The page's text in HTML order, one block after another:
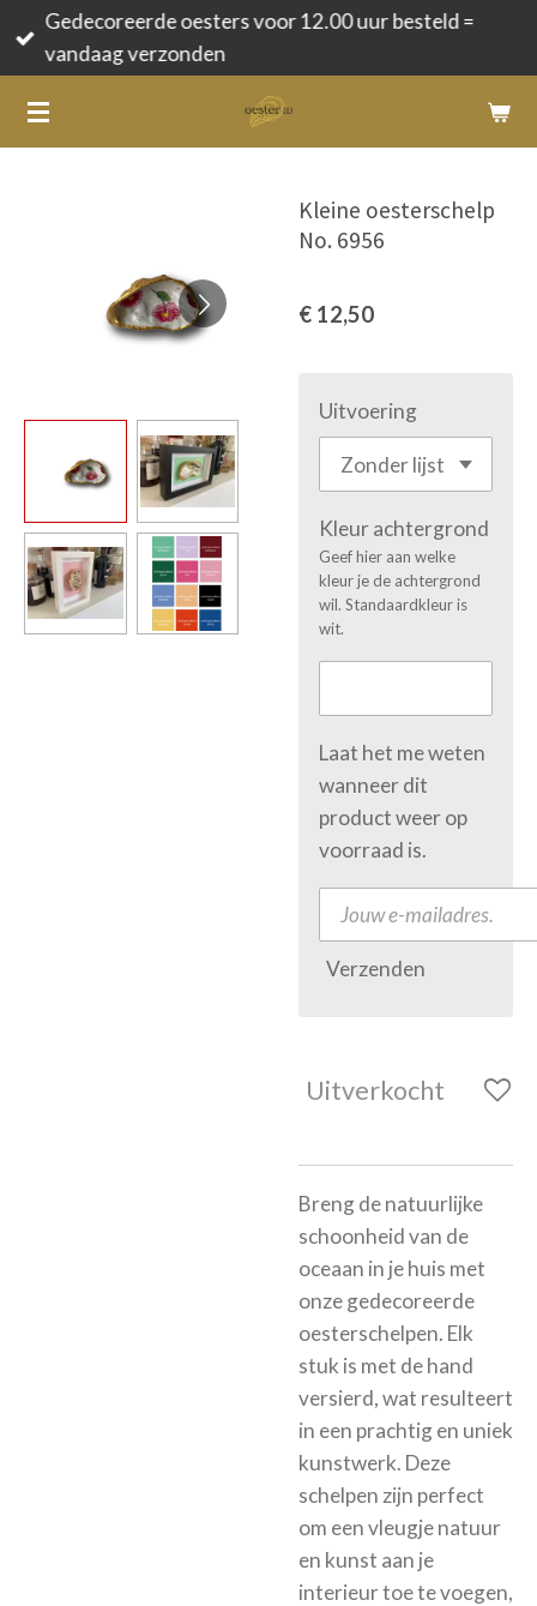
Ga
direct
de
Gedecoreerde oesters voor 12.00 uur besteld =
vandaag verzonden
Kleine oesterschelp
No. 6956
€ 12,50
Uitvoering
Kleur achtergrond
Geef hier aan welke
kleur je de achtergrond
wil. Standaardkleur is
wit.
Laat het me weten
wanneer dit
product weer op
voorraad is.
Verzenden
Uitverkocht
Breng de natuurlijke
schoonheid van de
oceaan in je huis met
onze gedecoreerde
oesterschelpen. Elk
stuk is met de hand
versierd, wat resulteert
in een prachtig en uniek
kunstwerk. Deze
schelpen zijn perfect
om een vleugje natuur
en kunst aan je
interieur toe te voegen,